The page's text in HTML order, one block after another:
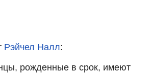
Рэйчел Налл:
рожденные в срок, имеют